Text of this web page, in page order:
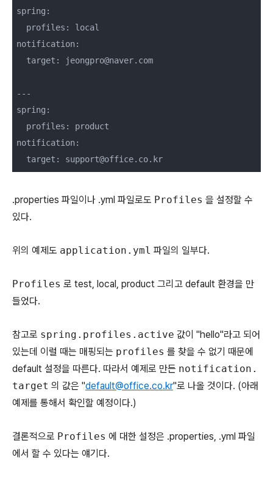
spring:
  profiles: local
notification:
  target: jeongpro@naver.com
---
spring:
  profiles: product
notification:
  target: support@office.co.kr
.properties 파일이나 .yml 파일로도 Profiles 을 설정할 수
있다.
위의 예제도 application.yml 파일의 일부다.
Profiles 로 test, local, product 그리고 default 환경을 만
들었다.
참고로 spring.profiles.active 값이 "hello"라고 되어
있는데 이럴 때는 매핑되는 profiles 를 찾을 수 없기 때문에
default 설정을 따른다. 따라서 예제로 만든 notification.
target 의 값은 "default@office.co.kr"로 나올 것이다. (아래
예제를 통해서 확인할 예정이다.)
결론적으로 Profiles 에 대한 설정은 .properties, .yml 파일
에서 할 수 있다는 얘기다.